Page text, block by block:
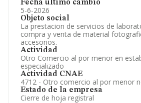
Fecha último cambio
5-6-2026
Objeto social
La prestacion de servicios de
compra y venta de material
accesorios.
Actividad
Otro Comercio al por menor en
especializado
Actividad CNAE
4712 - Otro comercio al por menor
Estado de la empresa
Cierre de hoja registral